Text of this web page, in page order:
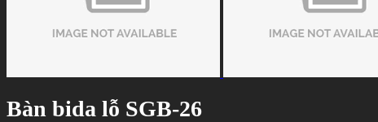
Bàn bida lỗ SGB-26